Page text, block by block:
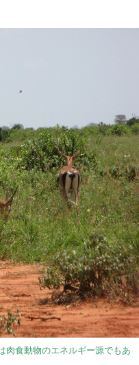
肉食動物のエネルギー源でもあ